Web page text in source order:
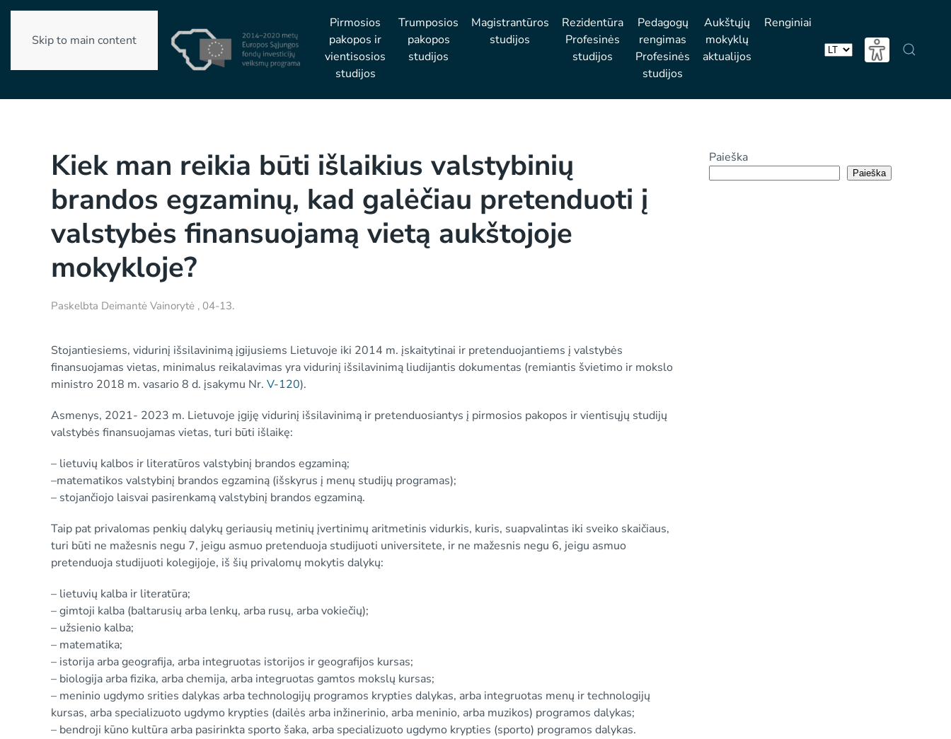
Skip to main content
Pirmosios
pakopos ir
vientisosios
studijos
Trumposios
pakopos
studijos
Magistrantūros
studijos
Rezidentūra
Profesinės
studijos
Pedagogų
rengimas
Profesinės
studijos
Aukštųjų
mokyklų
aktualijos
Renginiai
Pasirinkite
Kiek man reikia būti išlaikius valstybinių
brandos egzaminų, kad galėčiau pretenduoti į
valstybės finansuojamą vietą aukštojoje
mokykloje?
Paskelbta Deimantė Vainorytė , 04-13.
Stojantiesiems, vidurinį išsilavinimą įgijusiems Lietuvoje iki 2014 m. įskaitytinai ir pretenduojantiems į valstybės
finansuojamas vietas, minimalus reikalavimas yra vidurinį išsilavinimą liudijantis dokumentas (remiantis švietimo ir mokslo
ministro 2018 m. vasario 8 d. įsakymu Nr. V-120).
Asmenys, 2021- 2023 m. Lietuvoje įgiję vidurinį išsilavinimą ir pretenduosiantys į pirmosios pakopos ir vientisųjų studijų
valstybės finansuojamas vietas, turi būti išlaikę:
– lietuvių kalbos ir literatūros valstybinį brandos egzaminą;
–matematikos valstybinį brandos egzaminą (išskyrus į menų studijų programas);
– stojančiojo laisvai pasirenkamą valstybinį brandos egzaminą.
Taip pat privalomas penkių dalykų geriausių metinių įvertinimų aritmetinis vidurkis, kuris, suapvalintas iki sveiko skaičiaus,
turi būti ne mažesnis negu 7, jeigu asmuo pretenduoja studijuoti universitete, ir ne mažesnis negu 6, jeigu asmuo
pretenduoja studijuoti kolegijoje, iš šių privalomų mokytis dalykų:
– lietuvių kalba ir literatūra;
– gimtoji kalba (baltarusių arba lenkų, arba rusų, arba vokiečių);
– užsienio kalba;
– matematika;
– istorija arba geografija, arba integruotas istorijos ir geografijos kursas;
– biologija arba fizika, arba chemija, arba integruotas gamtos mokslų kursas;
– meninio ugdymo srities dalykas arba technologijų programos krypties dalykas, arba integruotas menų ir technologijų
kursas, arba specializuoto ugdymo krypties (dailės arba inžinerinio, arba meninio, arba muzikos) programos dalykas;
– bendroji kūno kultūra arba pasirinkta sporto šaka, arba specializuoto ugdymo krypties (sporto) programos dalykas.
Paieška
Paieška